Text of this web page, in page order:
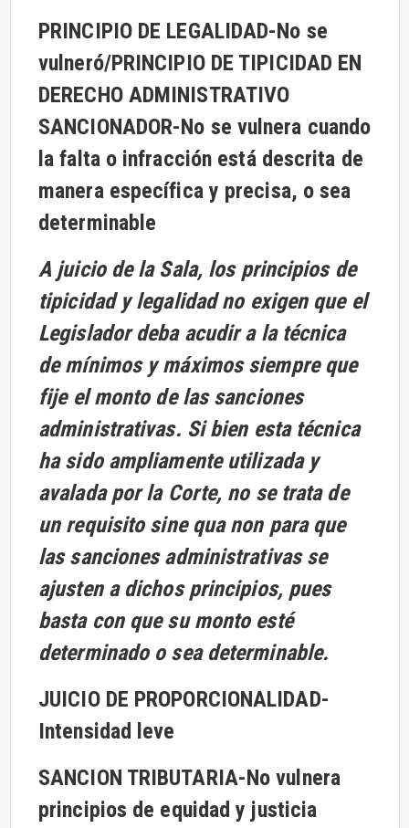
PRINCIPIO DE LEGALIDAD-No se
vulneró/PRINCIPIO DE TIPICIDAD EN
DERECHO ADMINISTRATIVO
SANCIONADOR-No se vulnera cuando
la falta o infracción está descrita de
manera específica y precisa, o sea
determinable
A juicio de la Sala, los principios de
tipicidad y legalidad no exigen que el
Legislador deba acudir a la técnica
de mínimos y máximos siempre que
fije el monto de las sanciones
administrativas. Si bien esta técnica
ha sido ampliamente utilizada y
avalada por la Corte, no se trata de
un requisito sine qua non para que
las sanciones administrativas se
ajusten a dichos principios, pues
basta con que su monto esté
determinado o sea determinable.
JUICIO DE PROPORCIONALIDAD-
Intensidad leve
SANCION TRIBUTARIA-No vulnera
principios de equidad y justicia